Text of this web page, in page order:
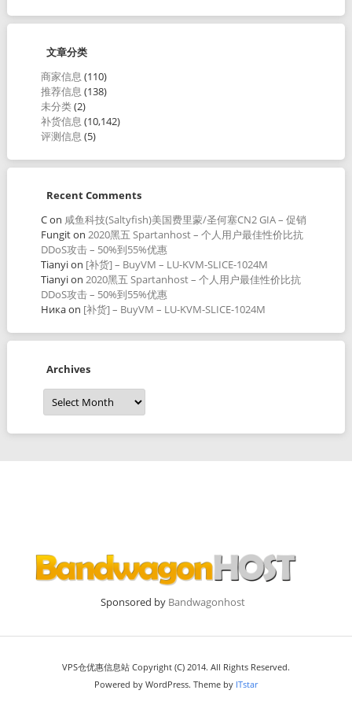
文章分类
商家信息 (110)
推荐信息 (138)
未分类(2)
补货信息 (10,142)
评测信息 (5)
Recent Comments
Con 咸鱼科技(Saltyfish)美国费里蒙/圣何塞CN2 GIA – 促销
Fungiton 2020黑五 Spartanhost – 个人用户最佳性价比抗
DDoS攻击 – 50%到55%优惠
Tianyion [补货] – BuyVM – LU-KVM-SLICE-1024M
Tianyion 2020黑五 Spartanhost – 个人用户最佳性价比抗
DDoS攻击 – 50%到55%优惠
Никаon [补货] – BuyVM – LU-KVM-SLICE-1024M
Archives
Archives
Sponsored by Bandwagonhost
VPS仓优惠信息站 Copyright (C) 2014. All Rights Reserved.
Powered by WordPress. Theme by ITstar